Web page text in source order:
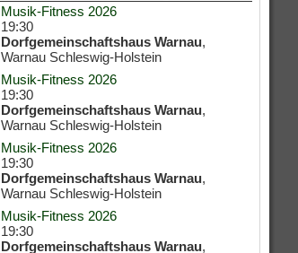
Musik-Fitness 2026
19:30
Dorfgemeinschaftshaus Warnau,
Warnau Schleswig-Holstein
Musik-Fitness 2026
19:30
Dorfgemeinschaftshaus Warnau,
Warnau Schleswig-Holstein
Musik-Fitness 2026
19:30
Dorfgemeinschaftshaus Warnau,
Warnau Schleswig-Holstein
Musik-Fitness 2026
19:30
Dorfgemeinschaftshaus Warnau,